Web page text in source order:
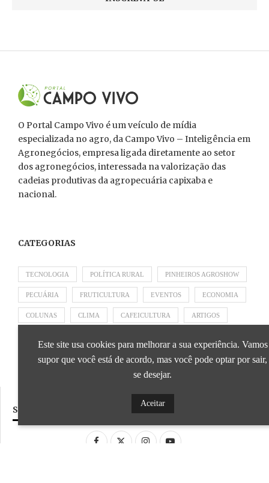
O Portal Campo Vivo é um veículo de mídia
especializada no agro, da Campo Vivo – Inteligência em
Agronegócios, empresa ligada diretamente ao setor
dos agronegócios, interessada na valorização das
cadeias produtivas da agropecuária capixaba e
nacional.
CATEGORIAS
TECNOLOGIA POLÍTICA RURAL PINHEIROS AGROSHOW
PECUÁRIA FRUTICULTURA EVENTOS ECONOMIA
COLUNAS CLIMA CAFEICULTURA ARTIGOS
APRESENTADO POR BRAPEX
SIGA NOSSAS REDES SOCIAIS
Este site usa cookies para melhorar a sua experiência. Vamos
supor que você está de acordo, mas você pode optar por sair,
se desejar.
Aceitar